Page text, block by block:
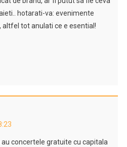
hotarati-va: evenimente
altfel tot anulati ce e esential!
au concertele gratuite cu capitala